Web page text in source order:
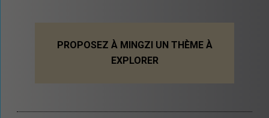
PROPOSEZ À MINGZI UN THÈME À
EXPLORER